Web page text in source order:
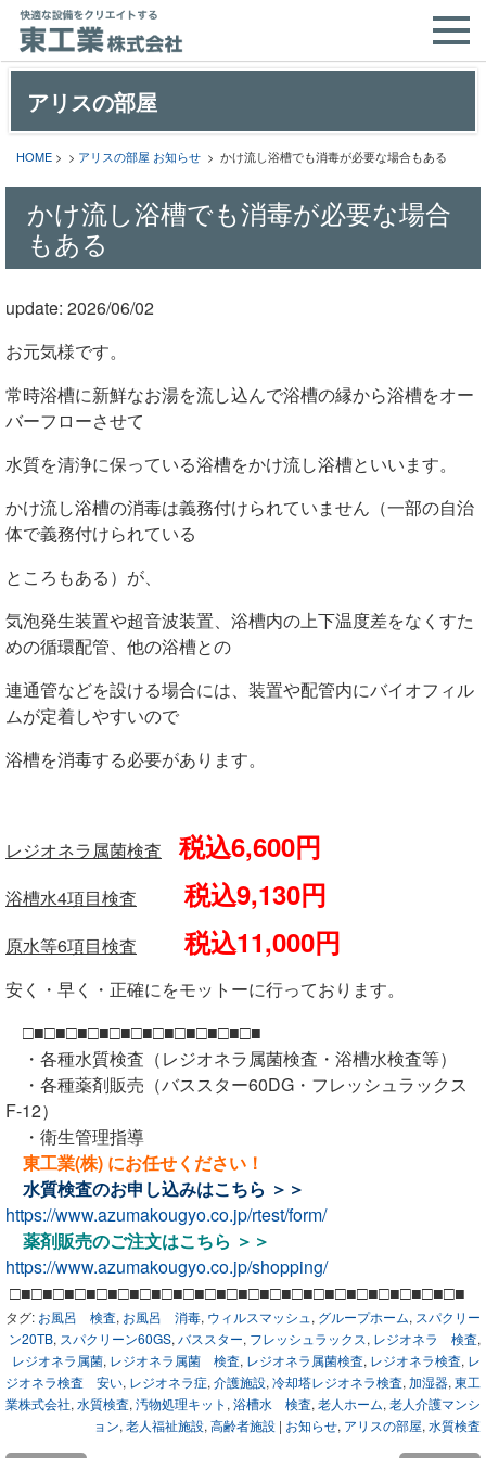
アリスの部屋
HOME > > アリスの部屋 お知らせ > かけ流し浴槽でも消毒が必要な場合もある
かけ流し浴槽でも消毒が必要な場合
もある
update: 2026/06/02
お元気様です。
常時浴槽に新鮮なお湯を流し込んで浴槽の縁から浴槽をオー
バーフローさせて
水質を清浄に保っている浴槽をかけ流し浴槽といいます。
かけ流し浴槽の消毒は義務付けられていません（一部の自治
体で義務付けられている
ところもある）が、
気泡発生装置や超音波装置、浴槽内の上下温度差をなくすた
めの循環配管、他の浴槽との
連通管などを設ける場合には、装置や配管内にバイオフィル
ムが定着しやすいので
浴槽を消毒する必要があります。
レジオネラ属菌検査 税込6,600円
浴槽水4項目検査 税込9,130円
原水等6項目検査 税込11,000円
安く・早く・正確にをモットーに行っております。
□■□■□■□■□■□■□■□■□■□■□■
・各種水質検査（レジオネラ属菌検査・浴槽水検査等）
・各種薬剤販売（バススター60DG・フレッシュラックス
F-12）
・衛生管理指導
東工業(株) にお任せください！
水質検査のお申し込みはこちら ＞＞
https://www.azumakougyo.co.jp/rtest/form/
薬剤販売のご注文はこちら ＞＞
https://www.azumakougyo.co.jp/shopping/
□■□■□■□■□■□■□■□■□■□■□■□■□■□■□■□■□■□■□■□■□■
タグ: お風呂 検査, お風呂 消毒, ウィルスマッシュ , グループホーム, スパクリー
ン20TB, スパクリーン60GS, バススター, フレッシュラックス, レジオネラ 検査,
レジオネラ属菌, レジオネラ属菌 検査, レジオネラ属菌検査, レジオネラ検査, レ
ジオネラ検査 安い, レジオネラ症, 介護施設, 冷却塔レジオネラ検査, 加湿器, 東工
業株式会社, 水質検査, 汚物処理キット , 浴槽水 検査, 老人ホーム, 老人介護マンシ
ョン, 老人福祉施設, 高齢者施設 | お知らせ, アリスの部屋, 水質検査